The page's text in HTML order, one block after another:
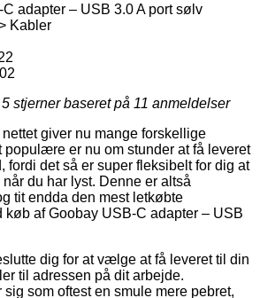
adapter – USB 3.0 A port sølv
Kabler
stjerner baseret på 11 anmeldelser
giver nu mange forskellige
populære er nu om stunder at få leveret
fordi det så er super fleksibelt for dig at
du har lyst. Denne er altså
tit endda den mest letkøbte
køb af Goobay USB-C adapter – USB
dig for at vælge at få leveret til din
til adressen på dit arbejde.
som oftest en smule mere pebret,